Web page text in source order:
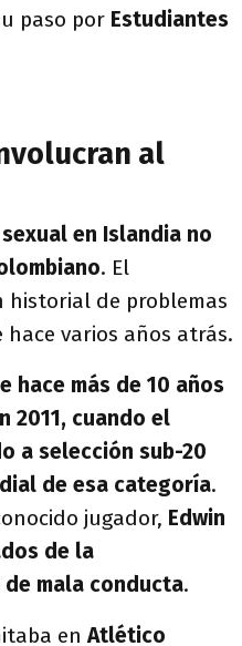
paso por Estudiantes
al
en Islandia no
. El
de problemas
varios años atrás.
hace más de 10 años
2011, cuando el
a selección sub-20
de esa categoría.
jugador, Edwin
de la
mala conducta.
en Atlético